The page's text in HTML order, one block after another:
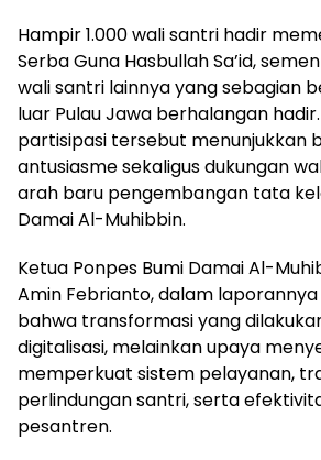
Hampir 1.000 wali santri hadir
Serba Guna Hasbullah Sa’id,
wali santri lainnya yang sebagian
luar Pulau Jawa berhalangan
partisipasi tersebut menunjukkan
antusiasme sekaligus dukungan
arah baru pengembangan tata
Damai Al-Muhibbin.
Ketua Ponpes Bumi Damai Al-
Amin Febrianto, dalam
bahwa transformasi yang
digitalisasi, melainkan upaya
memperkuat sistem pelayanan,
perlindungan santri, serta
pesantren.